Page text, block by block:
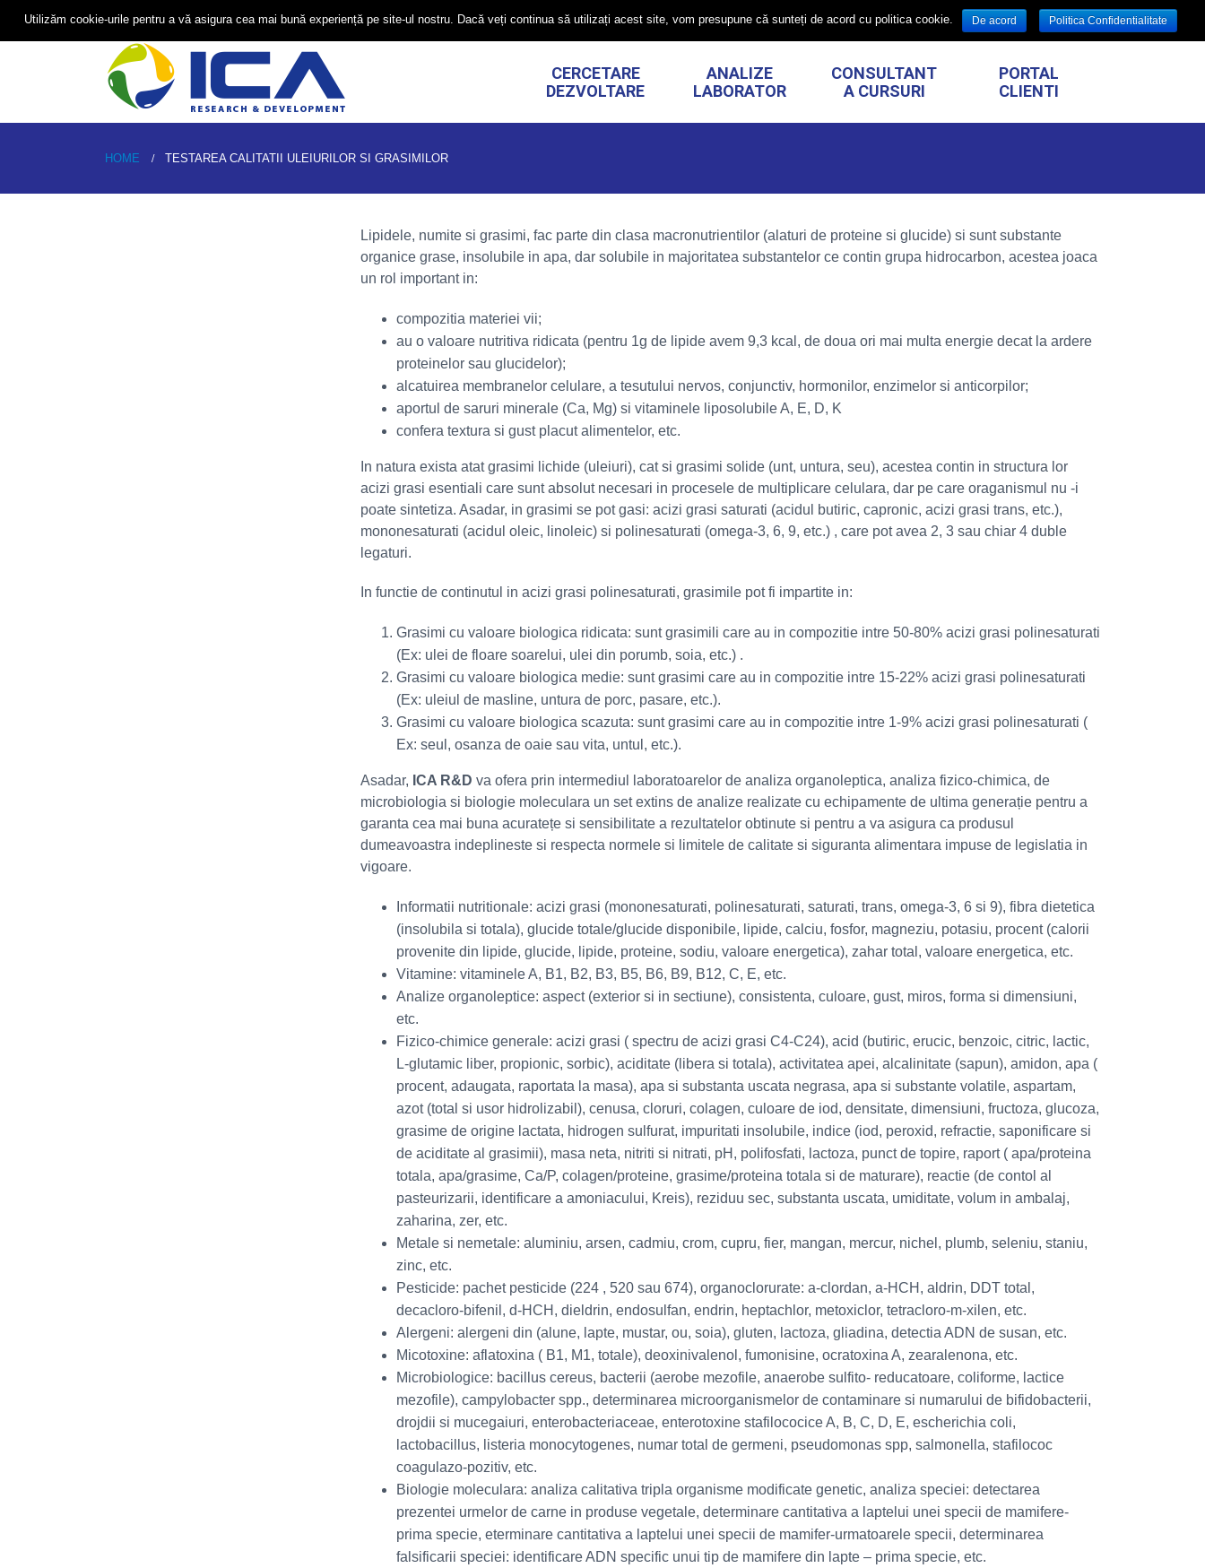
+4 0314102020 TRIMITE O CERERE DESPRE NOI CONTACT CARIERE
CERCETARE
DEZVOLTARE
ANALIZE
LABORATOR
CONSULTANT
A CURSURI
PORTAL
CLIENTI
HOME TESTAREA CALITATII ULEIURILOR SI GRASIMILOR
Lipidele, numite si grasimi, fac parte din clasa macronutrientilor (alaturi de proteine si glucide) si sunt substante
organice grase, insolubile in apa, dar solubile in majoritatea substantelor ce contin grupa hidrocarbon, acestea joaca
un rol important in:
compozitia materiei vii;
au o valoare nutritiva ridicata (pentru 1g de lipide avem 9,3 kcal, de doua ori mai multa energie decat la ardere
proteinelor sau glucidelor);
alcatuirea membranelor celulare, a tesutului nervos, conjunctiv, hormonilor, enzimelor si anticorpilor;
aportul de saruri minerale (Ca, Mg) si vitaminele liposolubile A, E, D, K
confera textura si gust placut alimentelor, etc.
In natura exista atat grasimi lichide (uleiuri), cat si grasimi solide (unt, untura, seu), acestea contin in structura lor
acizi grasi esentiali care sunt absolut necesari in procesele de multiplicare celulara, dar pe care oraganismul nu -i
poate sintetiza. Asadar, in grasimi se pot gasi: acizi grasi saturati (acidul butiric, capronic, acizi grasi trans, etc.),
mononesaturati (acidul oleic, linoleic) si polinesaturati (omega-3, 6, 9, etc.) , care pot avea 2, 3 sau chiar 4 duble
legaturi.
In functie de continutul in acizi grasi polinesaturati, grasimile pot fi impartite in:
Grasimi cu valoare biologica ridicata: sunt grasimili care au in compozitie intre 50-80% acizi grasi polinesaturati
(Ex: ulei de floare soarelui, ulei din porumb, soia, etc.) .
Grasimi cu valoare biologica medie: sunt grasimi care au in compozitie intre 15-22% acizi grasi polinesaturati
(Ex: uleiul de masline, untura de porc, pasare, etc.).
Grasimi cu valoare biologica scazuta: sunt grasimi care au in compozitie intre 1-9% acizi grasi polinesaturati (
Ex: seul, osanza de oaie sau vita, untul, etc.).
Asadar, ICA R&D va ofera prin intermediul laboratoarelor de analiza organoleptica, analiza fizico-chimica, de
microbiologia si biologie moleculara un set extins de analize realizate cu echipamente de ultima generație pentru a
garanta cea mai buna acuratețe si sensibilitate a rezultatelor obtinute si pentru a va asigura ca produsul
dumeavoastra indeplineste si respecta normele si limitele de calitate si siguranta alimentara impuse de legislatia in
vigoare.
Informatii nutritionale: acizi grasi (mononesaturati, polinesaturati, saturati, trans, omega-3, 6 si 9), fibra dietetica
(insolubila si totala), glucide totale/glucide disponibile, lipide, calciu, fosfor, magneziu, potasiu, procent (calorii
provenite din lipide, glucide, lipide, proteine, sodiu, valoare energetica), zahar total, valoare energetica, etc.
Vitamine: vitaminele A, B1, B2, B3, B5, B6, B9, B12, C, E, etc.
Analize organoleptice: aspect (exterior si in sectiune), consistenta, culoare, gust, miros, forma si dimensiuni,
etc.
Fizico-chimice generale: acizi grasi ( spectru de acizi grasi C4-C24), acid (butiric, erucic, benzoic, citric, lactic,
L-glutamic liber, propionic, sorbic), aciditate (libera si totala), activitatea apei, alcalinitate (sapun), amidon, apa (
procent, adaugata, raportata la masa), apa si substanta uscata negrasa, apa si substante volatile, aspartam,
azot (total si usor hidrolizabil), cenusa, cloruri, colagen, culoare de iod, densitate, dimensiuni, fructoza, glucoza,
grasime de origine lactata, hidrogen sulfurat, impuritati insolubile, indice (iod, peroxid, refractie, saponificare si
de aciditate al grasimii), masa neta, nitriti si nitrati, pH, polifosfati, lactoza, punct de topire, raport ( apa/proteina
totala, apa/grasime, Ca/P, colagen/proteine, grasime/proteina totala si de maturare), reactie (de contol al
pasteurizarii, identificare a amoniacului, Kreis), reziduu sec, substanta uscata, umiditate, volum in ambalaj,
zaharina, zer, etc.
Metale si nemetale: aluminiu, arsen, cadmiu, crom, cupru, fier, mangan, mercur, nichel, plumb, seleniu, staniu,
zinc, etc.
Pesticide: pachet pesticide (224 , 520 sau 674), organoclorurate: a-clordan, a-HCH, aldrin, DDT total,
decacloro-bifenil, d-HCH, dieldrin, endosulfan, endrin, heptachlor, metoxiclor, tetracloro-m-xilen, etc.
Alergeni: alergeni din (alune, lapte, mustar, ou, soia), gluten, lactoza, gliadina, detectia ADN de susan, etc.
Micotoxine: aflatoxina ( B1, M1, totale), deoxinivalenol, fumonisine, ocratoxina A, zearalenona, etc.
Microbiologice: bacillus cereus, bacterii (aerobe mezofile, anaerobe sulfito- reducatoare, coliforme, lactice
mezofile), campylobacter spp., determinarea microorganismelor de contaminare si numarului de bifidobacterii,
drojdii si mucegaiuri, enterobacteriaceae, enterotoxine stafilococice A, B, C, D, E, escherichia coli,
lactobacillus, listeria monocytogenes, numar total de germeni, pseudomonas spp, salmonella, stafilococ
coagulazo-pozitiv, etc.
Biologie moleculara: analiza calitativa tripla organisme modificate genetic, analiza speciei: detectarea
prezentei urmelor de carne in produse vegetale, determinare cantitativa a laptelui unei specii de mamifere-
prima specie, eterminare cantitativa a laptelui unei specii de mamifer-urmatoarele specii, determinarea
falsificarii speciei: identificare ADN specific unui tip de mamifere din lapte – prima specie, etc.
Utilizăm cookie-urile pentru a vă asigura cea mai bună experiență pe site-ul nostru. Dacă veți continua să utilizați acest site, vom presupune că sunteți de acord cu politica cookie. De acord Politica Confidentialitate